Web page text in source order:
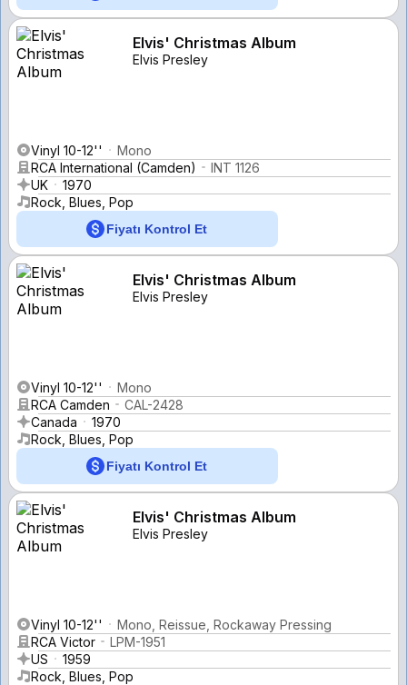
Elvis' Christmas Album
Elvis Presley
Vinyl 10-12''
Mono
RCA International (Camden)
INT 1126
UK
1970
Rock, Blues, Pop
Fiyatı Kontrol Et
Elvis' Christmas Album
Elvis Presley
Vinyl 10-12''
Mono
RCA Camden
CAL-2428
Canada
1970
Rock, Blues, Pop
Fiyatı Kontrol Et
Elvis' Christmas Album
Elvis Presley
Vinyl 10-12''
Mono, Reissue, Rockaway Pressing
RCA Victor
LPM-1951
US
1959
Rock, Blues, Pop